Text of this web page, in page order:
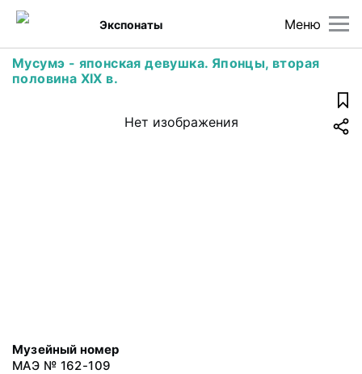
Меню
Экспонаты
Мусумэ - японская девушка. Японцы, вторая
половина XIX в.
Нет изображения
Музейный номер
МАЭ № 162-109